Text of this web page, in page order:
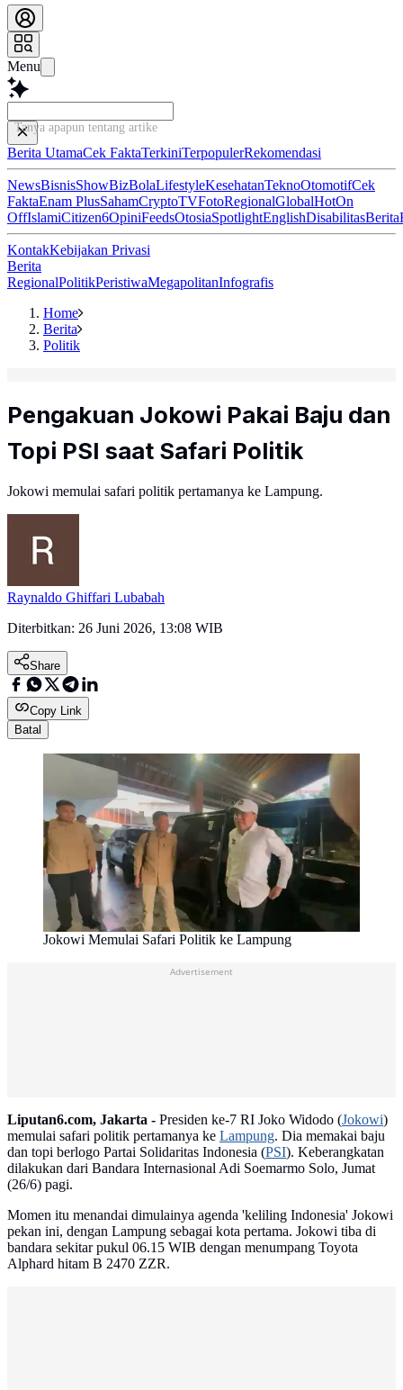
Menu
Tanya apapun tentang artikel ini...
Berita UtamaCek FaktaTerkiniTerpopulerRekomendasi
NewsBisnisShowBizBolaLifestyleKesehatanTeknoOtomotifCek
FaktaEnam PlusSahamCryptoTVFotoRegionalGlobalHotOn
OffIslamiCitizen6OpiniFeedsOtosiaSpotlightEnglishDisabilitasBerita
KontakKebijakan Privasi
Berita
RegionalPolitikPeristiwaMegapolitanInfografis
Home
Berita
Politik
Pengakuan Jokowi Pakai Baju dan
Topi PSI saat Safari Politik
Jokowi memulai safari politik pertamanya ke Lampung.
Raynaldo Ghiffari Lubabah
Diterbitkan: 26 Juni 2026, 13:08 WIB
Share
Copy Link
Batal
Jokowi Memulai Safari Politik ke Lampung
Advertisement
Liputan6.com, Jakarta - Presiden ke-7 RI Joko Widodo (Jokowi)
memulai safari politik pertamanya ke Lampung. Dia memakai baju
dan topi berlogo Partai Solidaritas Indonesia (PSI). Keberangkatan
dilakukan dari Bandara Internasional Adi Soemarmo Solo, Jumat
(26/6) pagi.
Momen itu menandai dimulainya agenda 'keliling Indonesia' Jokowi
pekan ini, dengan Lampung sebagai kota pertama. Jokowi tiba di
bandara sekitar pukul 06.15 WIB dengan menumpang Toyota
Alphard hitam B 2470 ZZR.